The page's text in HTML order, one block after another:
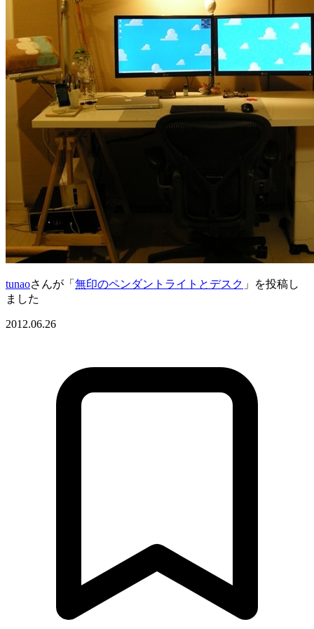
tunaoさんが「 無印のペンダントライトとデスク 」を投稿し
ました
2012.06.26